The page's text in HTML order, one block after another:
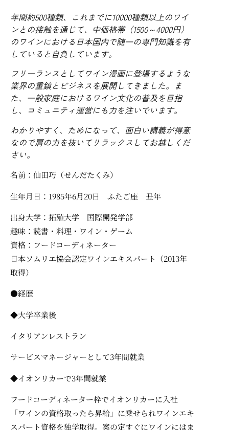
年間約500種類、これまでに10000種類以上のワイ
ンとの接触を通じて、中価格帯（1500～4000円）
のワインにおける日本国内で随一の専門知識を有
していると自負しています。
フリーランスとしてワイン漫画に登場するような
業界の重鎮とビジネスを展開してきました。ま
た、一般家庭におけるワイン文化の普及を目指
し、コミュニティ運営にも力を注いでいます。
わかりやすく、ためになって、面白い講義が得意
なので肩の力を抜いてリラックスしてお越しくだ
さい。
名前：仙田巧（せんだたくみ）
生年月日：1985年6月20日 ふたご座 丑年
出身大学：拓殖大学 国際開発学部
趣味：読書・料理・ワイン・ゲーム
資格：フードコーディネーター
日本ソムリエ協会認定ワインエキスパート（2013年
取得）
●経歴
◆大学卒業後
イタリアンレストラン
サービスマネージャーとして3年間就業
◆イオンリカーで3年間就業
フードコーディネーター枠でイオンリカーに入社
「ワインの資格取ったら昇給」に乗せられワインエキ
スパート資格を独学取得。案の定すぐにワインにはま